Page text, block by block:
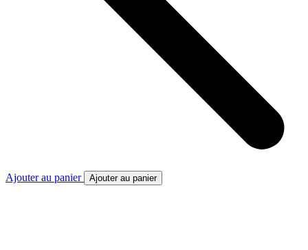
Ajouter au panier Ajouter au panier